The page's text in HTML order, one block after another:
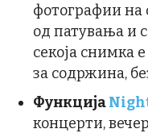
фотографии на
од патувања и
секоја снимка
за содржина,
Функција
концерти,